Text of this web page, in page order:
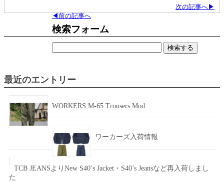
次の記事へ▶
◀前の記事へ
検索フォーム
最近のエントリー
WORKERS M-65 Trousers Mod
ワーカーズ入荷情報
TCB JEANSよりNew S40’s Jacket・S40’s Jeansなど再入荷しまし
た